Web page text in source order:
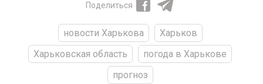
Поделиться
новости Харькова
Харьков
Харьковская область
погода в Харькове
прогноз